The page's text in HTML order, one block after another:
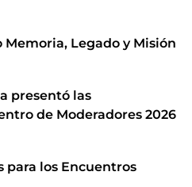
Legado y Misión
presentó las
de Moderadores 2026
para los Encuentros